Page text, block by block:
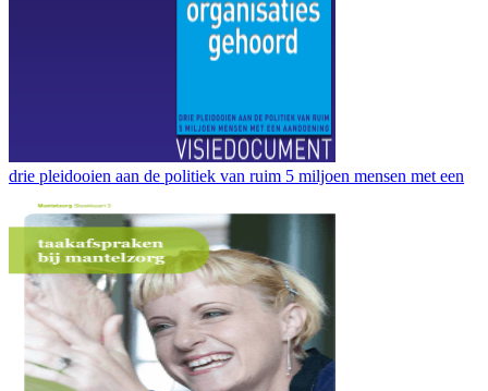
drie pleidooien aan de politiek van ruim 5 miljoen mensen met een